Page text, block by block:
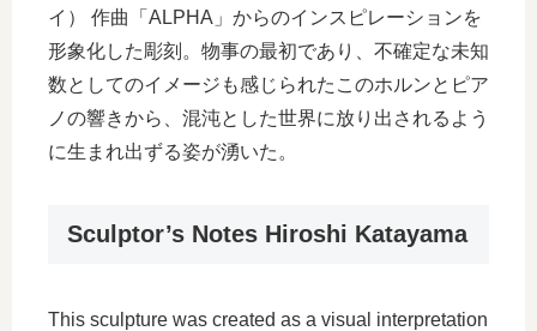
イ） 作曲「ALPHA」からのインスピレーションを
形象化した彫刻。物事の最初であり、不確定な未知
数としてのイメージも感じられたこのホルンとピア
ノの響きから、混沌とした世界に放り出されるよう
に生まれ出ずる姿が湧いた。
Sculptor’s Notes Hiroshi Katayama
This sculpture was created as a visual interpretation